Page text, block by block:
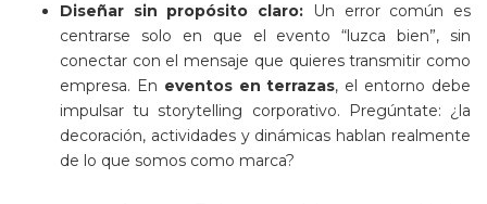
Diseñar sin propósito claro: Un error común es
centrarse solo en que el evento “luzca bien”, sin
conectar con el mensaje que quieres transmitir como
empresa. En eventos en terrazas, el entorno debe
impulsar tu storytelling corporativo. Pregúntate: ¿la
decoración, actividades y dinámicas hablan realmente
de lo que somos como marca?